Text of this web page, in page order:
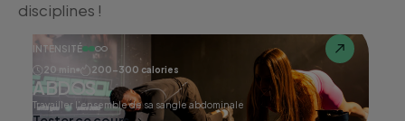
disciplines !
INTENSITÉ
20 min
200-300 calories
ABDOS
Travailler l'ensemble de sa sangle abdominale